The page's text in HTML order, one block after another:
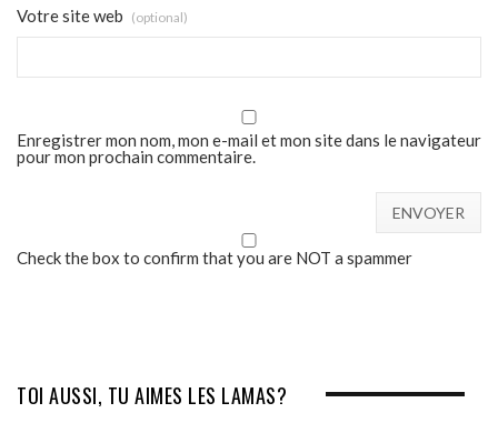
Votre site web (optional)
Enregistrer mon nom, mon e-mail et mon site dans le navigateur
pour mon prochain commentaire.
Check the box to confirm that you are NOT a spammer
TOI AUSSI, TU AIMES LES LAMAS?